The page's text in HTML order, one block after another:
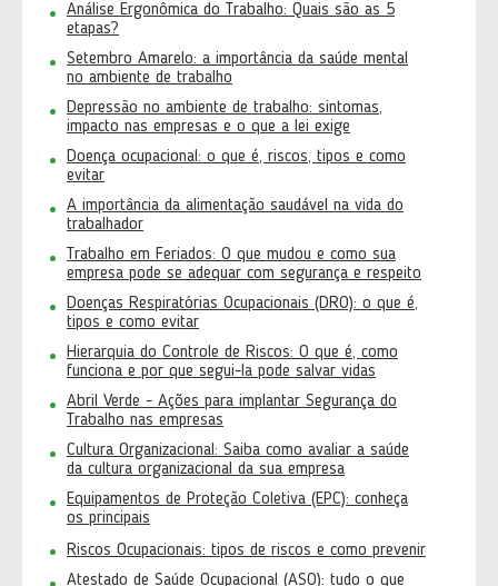
Análise Ergonômica do Trabalho: Quais são as 5
etapas?
Setembro Amarelo: a importância da saúde mental
no ambiente de trabalho
Depressão no ambiente de trabalho: sintomas,
impacto nas empresas e o que a lei exige
Doença ocupacional: o que é, riscos, tipos e como
evitar
A importância da alimentação saudável na vida do
trabalhador
Trabalho em Feriados: O que mudou e como sua
empresa pode se adequar com segurança e respeito
Doenças Respiratórias Ocupacionais (DRO): o que é,
tipos e como evitar
Hierarquia do Controle de Riscos: O que é, como
funciona e por que segui-la pode salvar vidas
Abril Verde - Ações para implantar Segurança do
Trabalho nas empresas
Cultura Organizacional: Saiba como avaliar a saúde
da cultura organizacional da sua empresa
Equipamentos de Proteção Coletiva (EPC): conheça
os principais
Riscos Ocupacionais: tipos de riscos e como prevenir
Atestado de Saúde Ocupacional (ASO): tudo o que